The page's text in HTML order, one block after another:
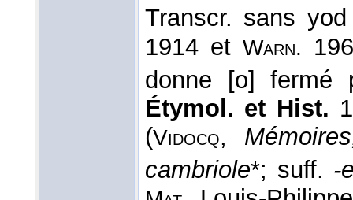
Transcr. sans
1914 etWarn.
donne [o] fermé
Étymol. et Hist.
(Vidocq,
cambriole*; suff. -